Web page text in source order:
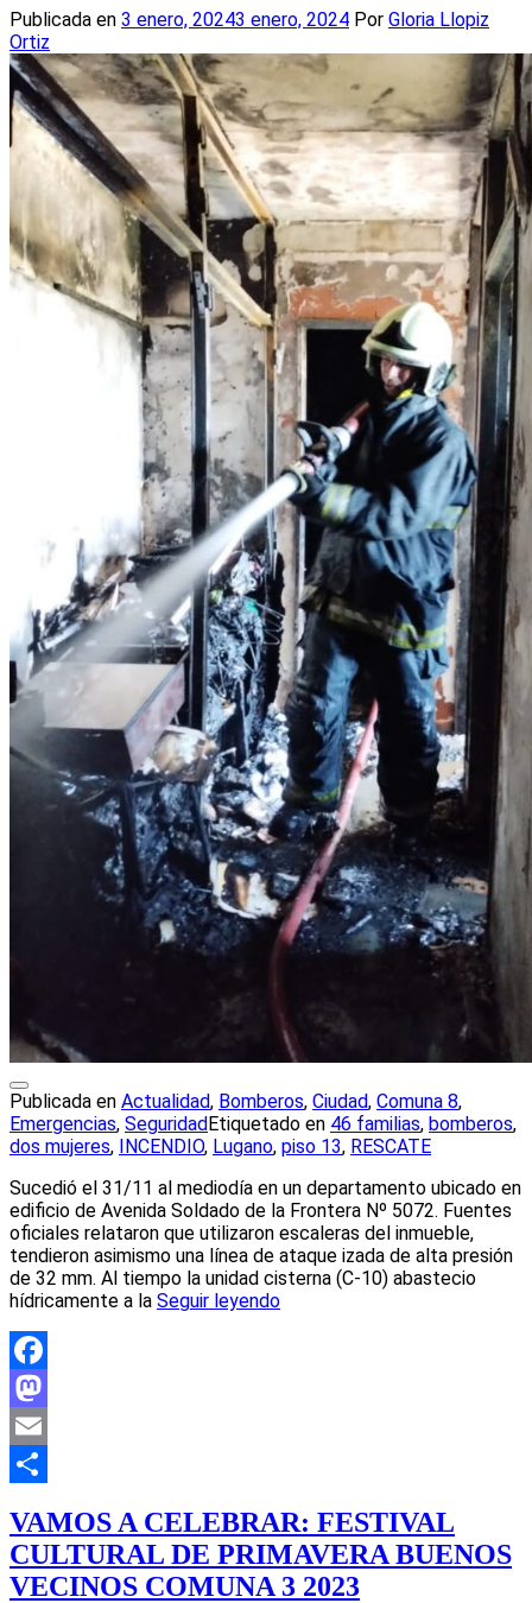
Publicada en 3 enero, 20243 enero, 2024 Por Gloria Llopiz
Ortiz
Publicada en Actualidad, Bomberos, Ciudad, Comuna 8,
Emergencias, SeguridadEtiquetado en 46 familias, bomberos,
dos mujeres, INCENDIO, Lugano, piso 13, RESCATE
Sucedió el 31/11 al mediodía en un departamento ubicado en
edificio de Avenida Soldado de la Frontera Nº 5072. Fuentes
oficiales relataron que utilizaron escaleras del inmueble,
tendieron asimismo una línea de ataque izada de alta presión
de 32 mm. Al tiempo la unidad cisterna (C-10) abastecio
hídricamente a la Seguir leyendo
Facebook
Mastodon
Email
VAMOS A CELEBRAR: FESTIVAL
CULTURAL DE PRIMAVERA BUENOS
VECINOS COMUNA 3 2023